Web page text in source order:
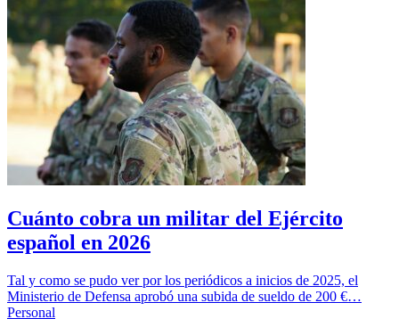
Cuánto cobra un militar del Ejército
español en 2026
Tal y como se pudo ver por los periódicos a inicios de 2025, el
Ministerio de Defensa aprobó una subida de sueldo de 200 €…
Personal